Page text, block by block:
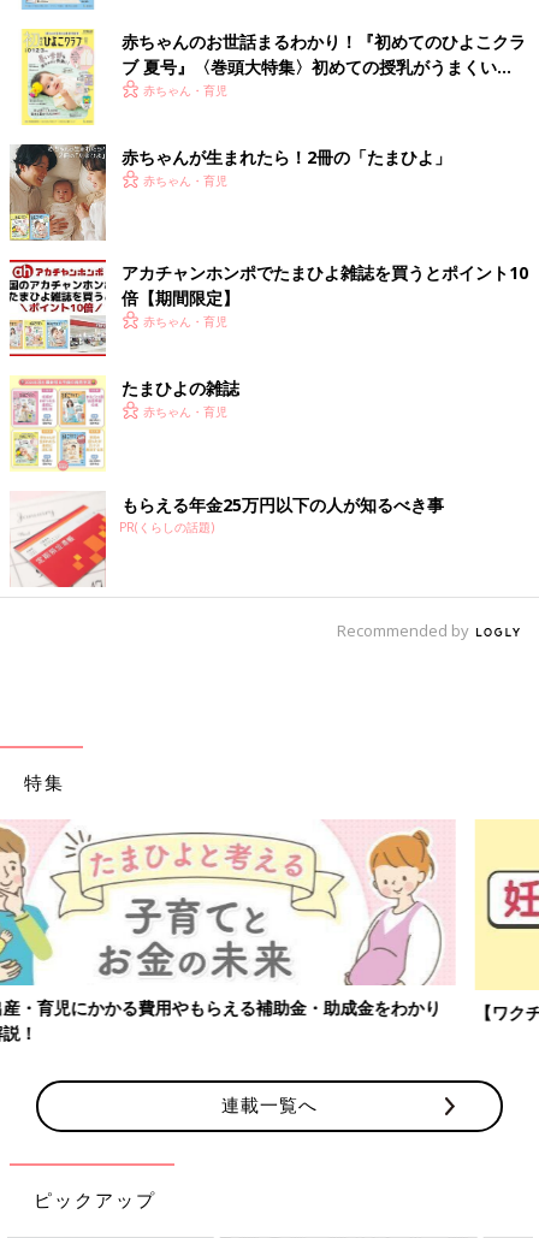
赤ちゃんのお世話まるわかり！『初めてのひよこクラ
ブ 夏号』〈巻頭大特集〉初めての授乳がうまくい
く！ おっぱい・ミルクの基本と夏のトラブル 解決テ
赤ちゃん・育児
赤ちゃんが生まれたら！2冊の「たまひよ」
赤ちゃん・育児
アカチャンホンポでたまひよ雑誌を買うとポイント10
倍【期間限定】
赤ちゃん・育児
たまひよの雑誌
赤ちゃん・育児
もらえる年金25万円以下の人が知るべき事
PR(くらしの話題)
Recommended by
特集
【ワクチン接種できるものも】妊婦の感染症対策、知っておいて！
連載一覧へ
ピックアップ